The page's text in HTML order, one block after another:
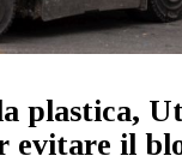
plastica,
evitare il